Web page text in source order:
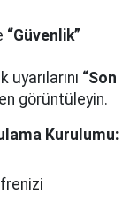
“Güvenlik”
“Son
görüntüleyin.
Kurulumu: